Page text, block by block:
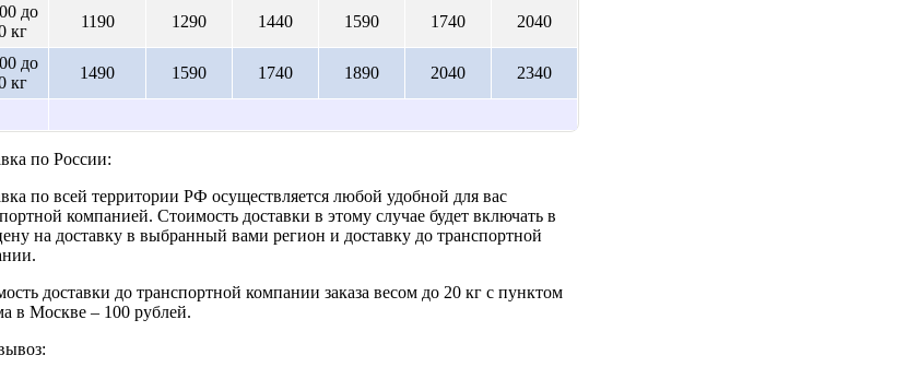
до
кг
1190 1290 1440 1590 1740 2040
до
кг
1490 1590 1740 1890 2040 2340
по России:
по всей территории РФ осуществляется любой удобной для вас
компанией. Стоимость доставки в этому случае будет включать в
на доставку в выбранный вами регион и доставку до транспортной
доставки до транспортной компании заказа весом до 20 кг с пунктом
в Москве – 100 рублей.